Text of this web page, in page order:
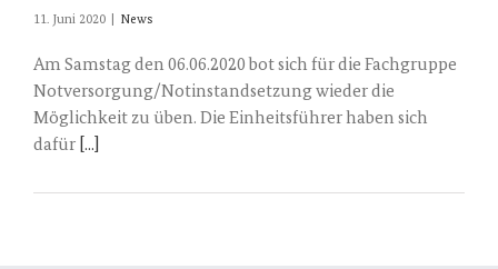
11. Juni 2020 News
Am Samstag den 06.06.2020 bot sich für die Fachgruppe
Notversorgung/Notinstandsetzung wieder die
Möglichkeit zu üben. Die Einheitsführer haben sich
dafür [...]